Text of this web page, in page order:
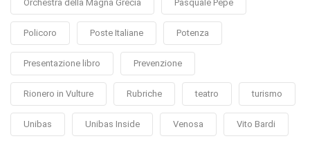
Orchestra della Magna Grecia Pasquale Pepe
Policoro Poste Italiane Potenza
Presentazione libro Prevenzione
Rionero in Vulture Rubriche teatro turismo
Unibas Unibas Inside Venosa Vito Bardi